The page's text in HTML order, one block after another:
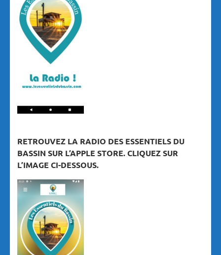
RETROUVEZ LA RADIO DES ESSENTIELS DU
BASSIN SUR L’APPLE STORE. CLIQUEZ SUR
L’IMAGE CI-DESSOUS.